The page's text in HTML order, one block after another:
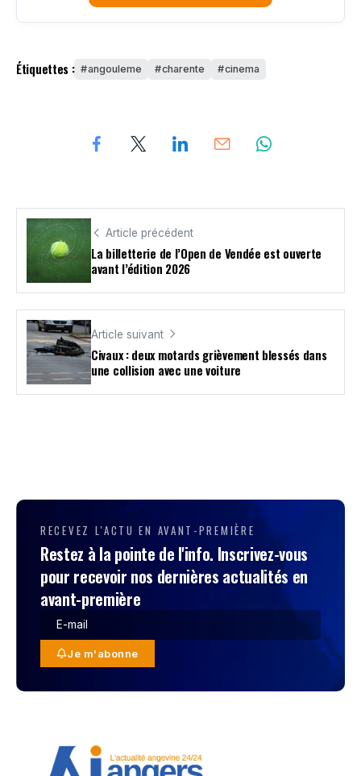
Étiquettes : angouleme charente cinema
Article précédent
La billetterie de l’Open de Vendée est ouverte
avant l’édition 2026
Article suivant
Civaux : deux motards grièvement blessés dans
une collision avec une voiture
RECEVEZ L'ACTU EN AVANT-PREMIÈRE
Restez à la pointe de l'info. Inscrivez-vous
pour recevoir nos dernières actualités en
avant-première
Je m'abonne